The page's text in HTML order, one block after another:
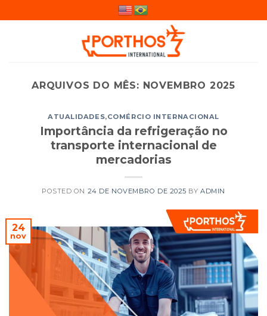
to
ARQUIVOS DO MÊS: NOVEMBRO 2025
ATUALIDADES,COMÉRCIO INTERNACIONAL
Importância da refrigeração no
transporte internacional de
mercadorias
POSTED ON 24 DE NOVEMBRO DE 2025 BYADMIN
24
nov